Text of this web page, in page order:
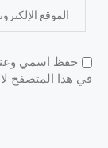
حفظ اسمي
في هذا المتصفح